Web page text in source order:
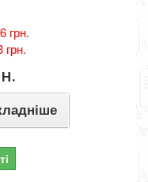
грн.
грн.